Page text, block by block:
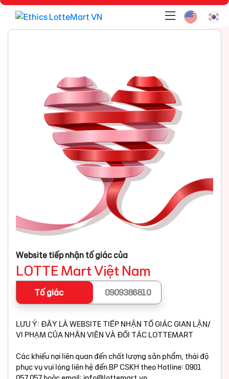
Website tiếp nhận tố giác của
LOTTE Mart Việt Nam
Tố giác 0909386810
LƯU Ý: ĐÂY LÀ WEBSITE TIẾP NHẬN TỐ GIÁC GIAN LẬN/
VI PHẠM CỦA NHÂN VIÊN VÀ ĐỐI TÁC LOTTEMART
Các khiếu nại liên quan đến chất lượng sản phẩm, thái độ
phục vụ vui lòng liên hệ đến BP CSKH theo Hotline: 0901